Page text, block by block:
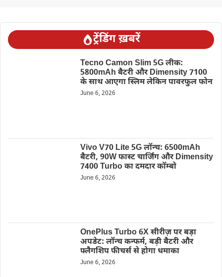
ट्रेंडिंग ख़बरें
Tecno Camon Slim 5G लीक:
5800mAh बैटरी और Dimensity 7100
के साथ आएगा स्लिम लेकिन पावरफुल फोन
June 6, 2026
Vivo V70 Lite 5G लॉन्च: 6500mAh
बैटरी, 90W फास्ट चार्जिंग और Dimensity
7400 Turbo का दमदार कॉम्बो
June 6, 2026
OnePlus Turbo 6X सीरीज़ पर बड़ा
अपडेट: लॉन्च कन्फर्म, बड़ी बैटरी और
फ्लैगशिप फीचर्स से होगा धमाका
June 6, 2026